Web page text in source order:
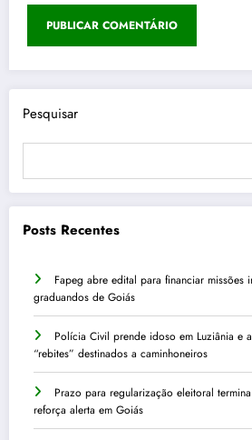
Pesquisar
Posts Recentes
Fapeg abre edital para financiar missões
graduandos de Goiás
Polícia Civil prende idoso em Luziânia e
“rebites” destinados a caminhoneiros
Prazo para regularização eleitoral
reforça alerta em Goiás